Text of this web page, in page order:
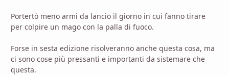
Portertò meno armi da lancio il giorno in cui fanno tirare
per colpire un mago con la palla di fuoco.
Forse in sesta edizione risolveranno anche questa cosa, ma
ci sono cose più pressanti e importanti da sistemare che
questa.